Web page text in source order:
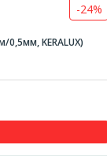
-24%
KERALUX)